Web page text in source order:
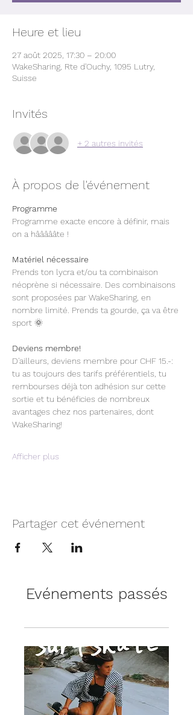
Heure et lieu
27 août 2025, 17:30 – 20:00
WakeSharing, Rte d'Ouchy, 1095 Lutry,
Suisse
Invités
+ 2 autres invités
À propos de l'événement
Programme
Programme exacte encore à définir, mais
on a hâââââte !
Matériel nécessaire
Prends ton lycra et/ou ta combinaison
néoprène si nécessaire. Des combinaisons
sont proposées par WakeSharing, en
nombre limité. Prends ta gourde, ça va être
sport 🌞
Deviens membre!
D'ailleurs, deviens membre pour CHF 15.-:
tu as toujours des tarifs préférentiels, tu
rembourses déjà ton adhésion sur cette
sortie et tu bénéficies de nombreux
avantages chez nos partenaires, dont
WakeSharing!
Afficher plus
Partager cet événement
Evénements passés